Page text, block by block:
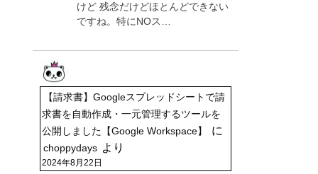
けど 残念だけどほとんどできない
ですね。特にNOス…
【請求書】Googleスプレッドシートで請
求書を自動作成・一元管理するツールを
公開しました【Google Workspace】
に
choppydays より
2024年8月22日